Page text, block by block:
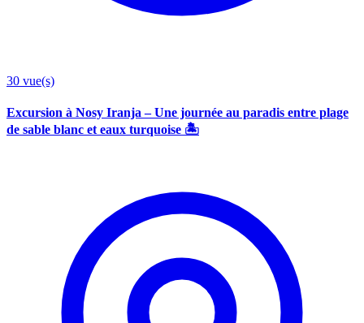
30 vue(s)
Excursion à Nosy Iranja – Une journée au paradis entre plage
de sable blanc et eaux turquoise 🏝️